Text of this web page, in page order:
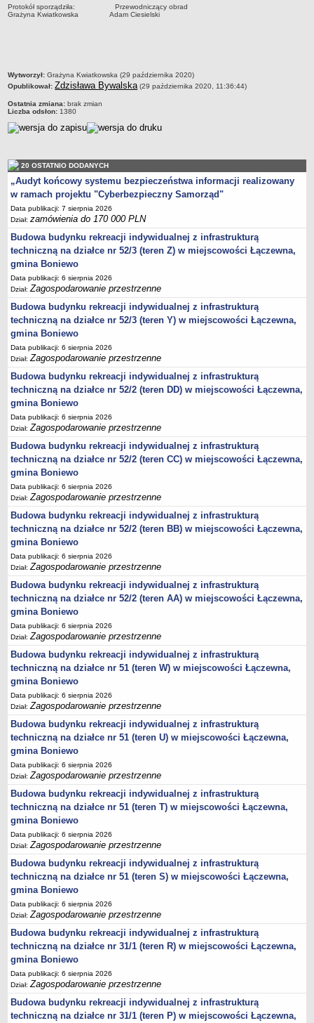
Lista lokalnych liderów
Wykaz usług społecznych
Plan utrwalania rezultatów
FUNDUSZ WSPARCIA
2006
2008
2010
2009
POMOC PUBLICZNA
PUBLICZNIE DOSTĘPNY WYKAZ DANYCH ZAWIERAJĄCYCH INFORMACJE O
ŚRODOWISKU I JEGO OCHRONIE
Pliki do pobrania
Udostepnianie informacji o środowisku
Informacja o wykazie
harmonogram odbioru odpadów
GMINNY KOMITET OCHRONY PAMIĘCI WALK I MĘCZEŃSTWA
Plany pracy
Sprawozdania
PROGRAMY
Startegia Rozwoju Gminy Boniewo 2025-2034
Program Ochrony Środowiska dla Gminy Boniewo na lata 2024-2028
z perspektywą do 2032 roku
Program Gospodarki Odpadami
Plan odnowy sołectwa Boniewo
Gminna komisja Profilaktyki i Rozwiązywania Problemów
alkoholowych
Strategia Rozwiązywania Problemów Społecznych
Strategia Rozwoju Turystycznego Gminy Boniewo
Program profilaktyki i rozwiązywania problemów alkoholowych
Lokalny program rozwoju Gminy Boniewo na lata 2012-2020
PROGRAM USUWANIA AZBESTU I WYROBÓW
2013-2032
regulaminu utrzymania czystości i porządku na terenie Gminy
Boniewo
Plan Gospodarki Niskoemisyjnej dla Gminy Boniewo
GMINNY PROGRAM PRZECIWDZIAŁANIA PRZEMOCY W
RODZINIE ORAZ OCHRONY OFIAR PRZEMOCY W RODZINIE
Wieloletni program gospodarowania mieszkaniowym zasobem
Gminy Boniewo
Regulamin dostarczania wody i odprowadzania ścieków na terenie
Gminy Boniewo
PROGRAM OSŁONOWY W ZAKRESIE DOŻYWIANIA POSIŁEK W
SZKOLE I W DOMU
Programu opieki nad zwierzętami bezdomnymi oraz zapobiegania
bezdomności zwierząt na terenie Gminy Boniewo
Gminny Program Opieki Nad Zabytkami Gminy Boniewo na lata
2023 - 2026
Program profilaktyki i wczesnego wykrywania osteoporozy wśród
mieszkańców Gminy Boniewo na lata 2023-2025”
Gminny Program Wspierania Rodziny dla Gminy Boniewo na lata
2024-2026
DRUKI
OŚWIADCZENIA MAJĄTKOWE
Oświadczenia majątkowe za 2025 rok
Kadencja 2024-2029
kadencja 2018-2023 - upływ kadencji rok 2024
Protokół sporządziła: Przewodniczący obrad
Grażyna Kwiatkowska Adam Ciesielski
metryczka
Wytworzył: Grażyna Kwiatkowska (29 października 2020)
Opublikował: Zdzisława Bywalska(29 października 2020, 11:36:44)
Ostatnia zmiana: brak zmian
Liczba odsłon: 1380
20 OSTATNIO DODANYCH
„Audyt końcowy systemu bezpieczeństwa informacji realizowany
w ramach projektu "Cyberbezpieczny Samorząd"
Data publikacji: 7 sierpnia 2026
Dział:zamówienia do 170 000 PLN
Budowa budynku rekreacji indywidualnej z infrastrukturą
techniczną na działce nr 52/3 (teren Z) w miejscowości Łączewna,
gmina Boniewo
Data publikacji: 6 sierpnia 2026
Dział:Zagospodarowanie przestrzenne
Budowa budynku rekreacji indywidualnej z infrastrukturą
techniczną na działce nr 52/3 (teren Y) w miejscowości Łączewna,
gmina Boniewo
Data publikacji: 6 sierpnia 2026
Dział:Zagospodarowanie przestrzenne
Budowa budynku rekreacji indywidualnej z infrastrukturą
techniczną na działce nr 52/2 (teren DD) w miejscowości Łączewna,
gmina Boniewo
Data publikacji: 6 sierpnia 2026
Dział:Zagospodarowanie przestrzenne
Budowa budynku rekreacji indywidualnej z infrastrukturą
techniczną na działce nr 52/2 (teren CC) w miejscowości Łączewna,
gmina Boniewo
Data publikacji: 6 sierpnia 2026
Dział:Zagospodarowanie przestrzenne
Budowa budynku rekreacji indywidualnej z infrastrukturą
techniczną na działce nr 52/2 (teren BB) w miejscowości Łączewna,
gmina Boniewo
Data publikacji: 6 sierpnia 2026
Dział:Zagospodarowanie przestrzenne
Budowa budynku rekreacji indywidualnej z infrastrukturą
techniczną na działce nr 52/2 (teren AA) w miejscowości Łączewna,
gmina Boniewo
Data publikacji: 6 sierpnia 2026
Dział:Zagospodarowanie przestrzenne
Budowa budynku rekreacji indywidualnej z infrastrukturą
techniczną na działce nr 51 (teren W) w miejscowości Łączewna,
gmina Boniewo
Data publikacji: 6 sierpnia 2026
Dział:Zagospodarowanie przestrzenne
Budowa budynku rekreacji indywidualnej z infrastrukturą
techniczną na działce nr 51 (teren U) w miejscowości Łączewna,
gmina Boniewo
Data publikacji: 6 sierpnia 2026
Dział:Zagospodarowanie przestrzenne
Budowa budynku rekreacji indywidualnej z infrastrukturą
techniczną na działce nr 51 (teren T) w miejscowości Łączewna,
gmina Boniewo
Data publikacji: 6 sierpnia 2026
Dział:Zagospodarowanie przestrzenne
Budowa budynku rekreacji indywidualnej z infrastrukturą
techniczną na działce nr 51 (teren S) w miejscowości Łączewna,
gmina Boniewo
Data publikacji: 6 sierpnia 2026
Dział:Zagospodarowanie przestrzenne
Budowa budynku rekreacji indywidualnej z infrastrukturą
techniczną na działce nr 31/1 (teren R) w miejscowości Łączewna,
gmina Boniewo
Data publikacji: 6 sierpnia 2026
Dział:Zagospodarowanie przestrzenne
Budowa budynku rekreacji indywidualnej z infrastrukturą
techniczną na działce nr 31/1 (teren P) w miejscowości Łączewna,